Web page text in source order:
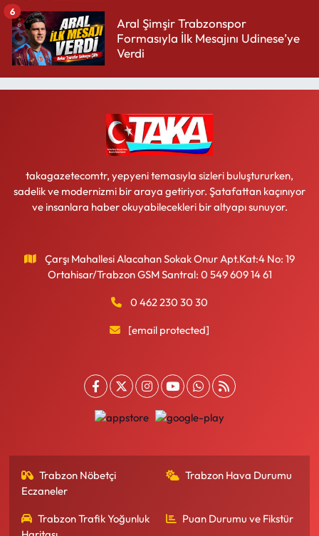
Aral Şimşir Trabzonspor
Formasıyla İlk Mesajını Udinese’ye
Verdi
6
takagazetecomtr, yepyeni temasıyla sizleri buluştururken,
sadelik ve modernizmi bir araya getiriyor. Şatafattan kaçınıyor
ve insanlara haber okuyabilecekleri bir altyapı sunuyor.
Çarşı Mahallesi Alacahan Sokak Onur Apt.Kat:4 No: 19
Ortahisar/Trabzon GSM Santral: 0 549 609 14 61
0 462 230 30 30
[email protected]
Trabzon Nöbetçi
Eczaneler
Trabzon Hava Durumu
Trabzon Trafik Yoğunluk
Puan Durumu ve Fikstür